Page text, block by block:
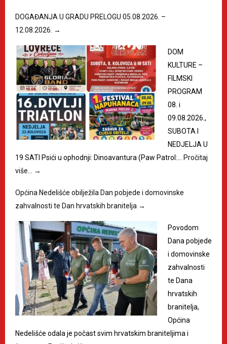
DOGAĐANJA U GRADU PRELOGU 05.08.2026. –
12.08.2026. →
DOM
KULTURE –
FILMSKI
PROGRAM
08. i
09.08.2026.,
SUBOTA I
NEDJELJA U
19 SATI Psići u ophodnji: Dinoavantura (Paw Patrol:…
Pročitaj
više…
→
Općina Nedelišće obilježila Dan pobjede i domovinske
zahvalnosti te Dan hrvatskih branitelja →
Povodom
Dana pobjede
i domovinske
zahvalnosti
te Dana
hrvatskih
branitelja,
Općina
Nedelišće odala je počast svim hrvatskim braniteljima i